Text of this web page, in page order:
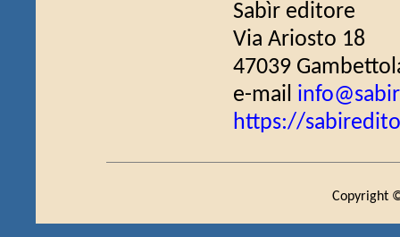
Sabìr editore
Via Ariosto 18
47039
e-mail
https://
Copyright